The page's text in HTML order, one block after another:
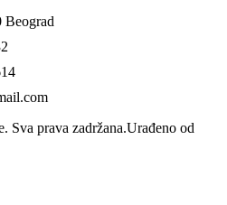
Beograd
Sva prava zadržana.Urađeno od